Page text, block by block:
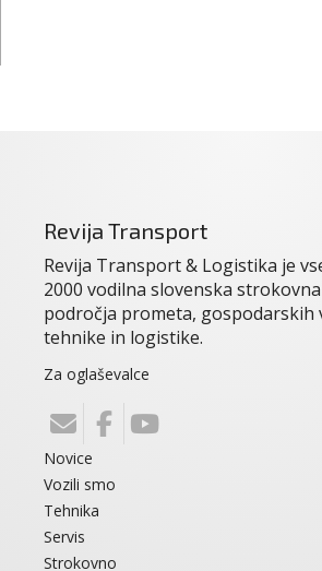
Revija Transport
Revija Transport & Logistika je
2000 vodilna slovenska
področja prometa, gospodarskih
tehnike in logistike.
Za oglaševalce
Novice
Vozili smo
Tehnika
Servis
Strokovno